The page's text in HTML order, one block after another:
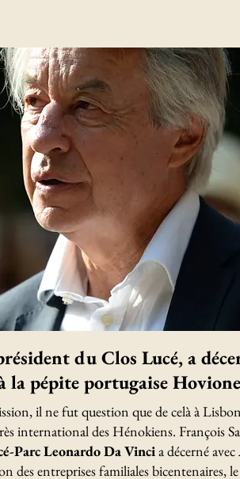
du Clos Lucé, a
pépite portugaise Hovione
il ne fut question que de celà à
international des Hénokiens. François
Parc Leonardo Da Vincia décerné avec
des entreprises familiales bicentenaires,